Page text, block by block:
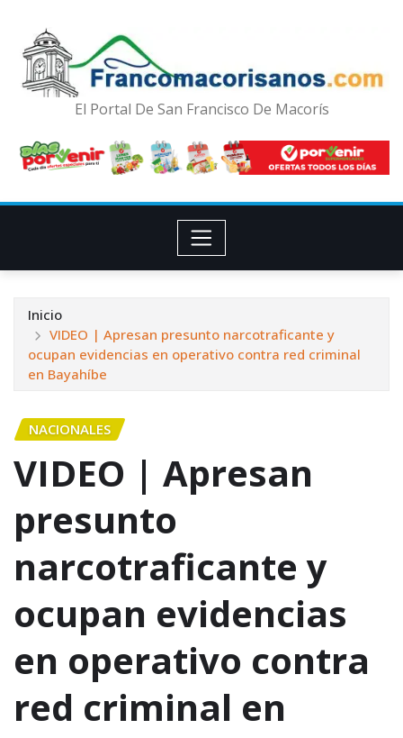
El Portal De San Francisco De Macorís
Inicio
VIDEO | Apresan presunto narcotraficante y
ocupan evidencias en operativo contra red criminal
en Bayahíbe
NACIONALES
VIDEO | Apresan
presunto
narcotraficante y
ocupan evidencias
en operativo contra
red criminal en